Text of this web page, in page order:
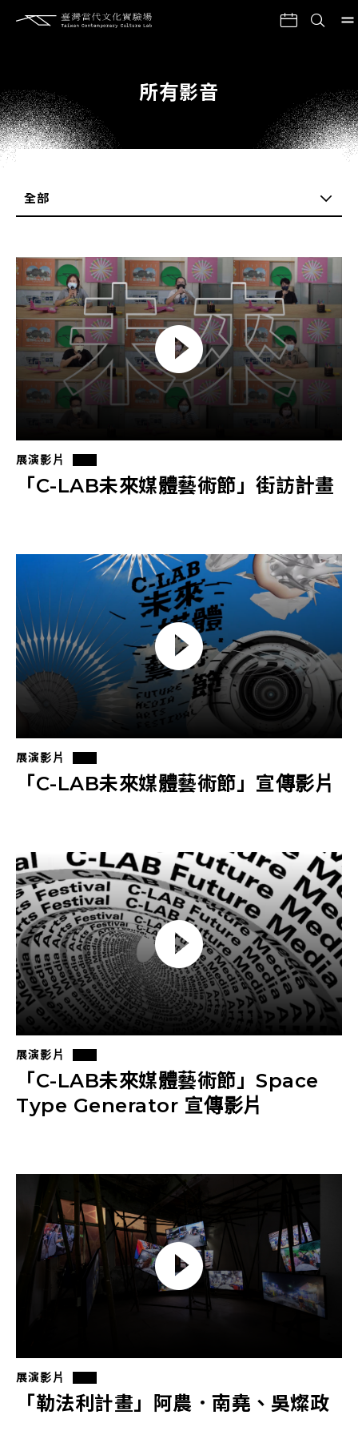
所有影音
全部
年度回顧
展演影片
活動紀錄
園區
CREATORS
其他
展演影片
「C-LAB未來媒體藝術節」街訪計畫
展演影片
「C-LAB未來媒體藝術節」宣傳影片
展演影片
「C-LAB未來媒體藝術節」Space
Type Generator 宣傳影片
展演影片
「勒法利計畫」阿農．南堯、吳燦政